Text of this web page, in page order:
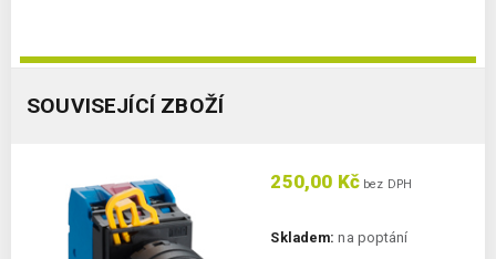
SOUVISEJÍCÍ ZBOŽÍ
250,00 Kč bez DPH
Skladem: na poptání